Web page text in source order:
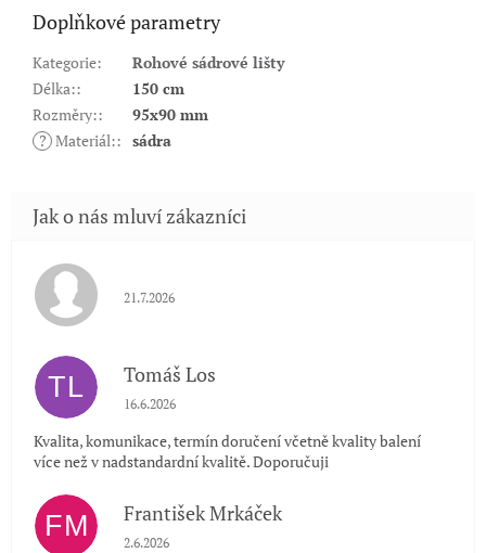
Doplňkové parametry
Kategorie:
Rohové sádrové lišty
Délka::
150 cm
Rozměry::
95x90 mm
? Materiál:: sádra
Hodnocení obchodu je 5 z 5 hvězdiček.
21.7.2026
TL Tomáš Los
Hodnocení obchodu je 5 z 5 hvězdiček.
16.6.2026
Kvalita, komunikace, termín doručení včetně kvality balení
více než v nadstandardní kvalitě. Doporučuji
FM František Mrkáček
Hodnocení obchodu je 5 z 5 hvězdiček.
2.6.2026